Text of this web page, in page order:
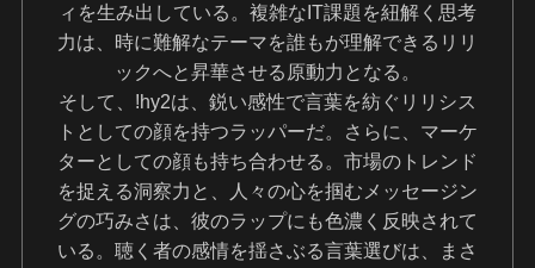
ィを生み出している。複雑なIT課題を紐解く思考
力は、時に難解なテーマを誰もが理解できるリリ
ックへと昇華させる原動力となる。
そして、!hy2は、鋭い感性で言葉を紡ぐリリシス
トとしての顔を持つラッパーだ。さらに、マーケ
ターとしての顔も持ち合わせる。市場のトレンド
を捉える洞察力と、人々の心を掴むメッセージン
グの巧みさは、彼のラップにも色濃く反映されて
いる。聴く者の感情を揺さぶる言葉選びは、まさ